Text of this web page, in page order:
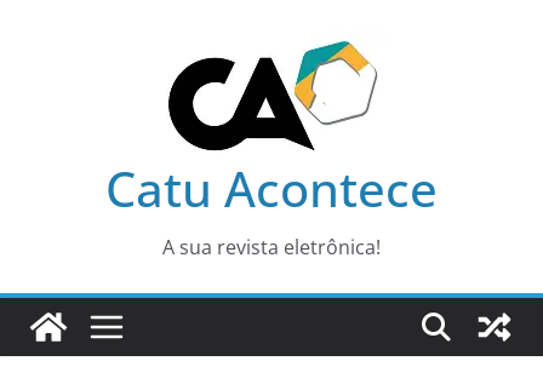
Catu Acontece
A sua revista eletrônica!